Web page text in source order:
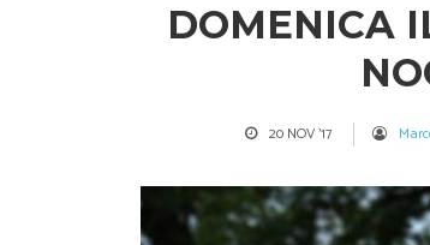
DOMENICA
20 NOV '17